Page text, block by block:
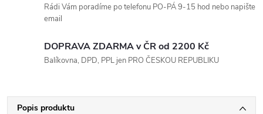
Rádi Vám poradíme po telefonu PO-PÁ 9-15 hod nebo napište
email
DOPRAVA ZDARMA v ČR od 2200 Kč
Balíkovna, DPD, PPL jen PRO ČESKOU REPUBLIKU
Popis produktu